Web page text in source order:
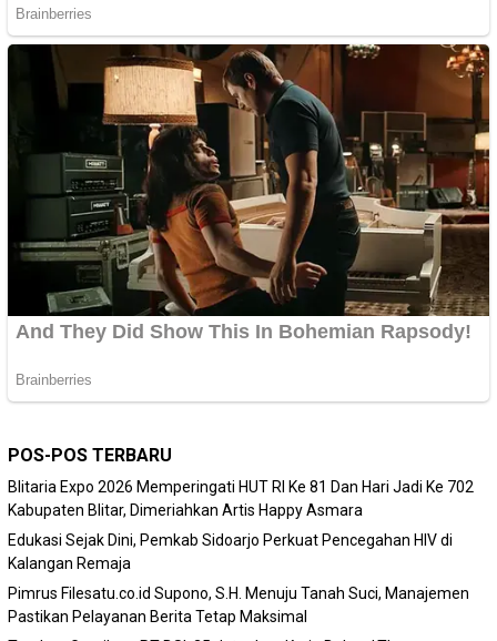
POS-POS TERBARU
Blitaria Expo 2026 Memperingati HUT RI Ke 81 Dan Hari Jadi Ke 702
Kabupaten Blitar, Dimeriahkan Artis Happy Asmara
Edukasi Sejak Dini, Pemkab Sidoarjo Perkuat Pencegahan HIV di
Kalangan Remaja
Pimrus Filesatu.co.id Supono, S.H. Menuju Tanah Suci, Manajemen
Pastikan Pelayanan Berita Tetap Maksimal